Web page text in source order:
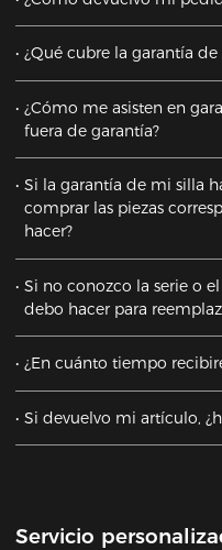
¿Qué cubre la garantía
¿Cómo me asisten en
fuera de garantía?
Si la garantía de mi silla
comprar las piezas
hacer?
Si no conozco la serie o
debo hacer para
¿En cuánto tiempo
Si devuelvo mi artículo,
Servicio